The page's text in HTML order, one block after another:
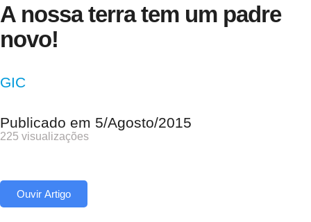
A nossa terra tem um padre
novo!
GIC
Publicado em 5/Agosto/2015
225 visualizações
Ouvir Artigo